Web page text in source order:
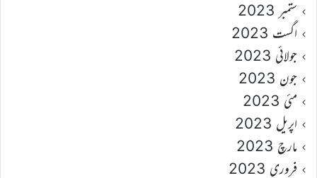
ستمبر 2023
اگست 2023
جولائی 2023
جون 2023
مئی 2023
اپریل 2023
مارچ 2023
فروری 2023